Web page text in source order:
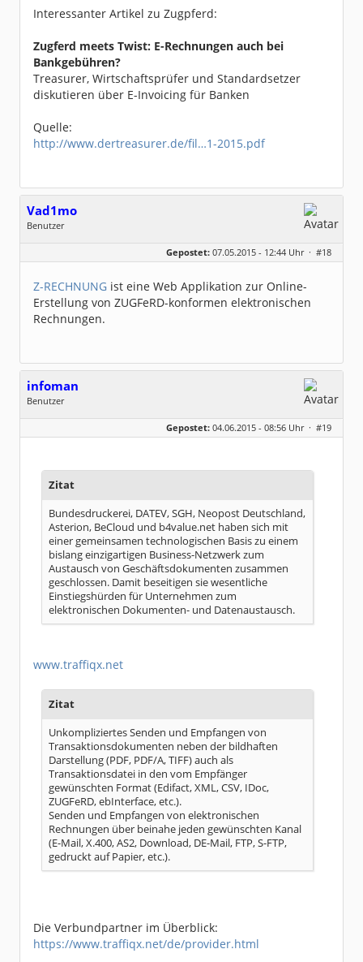
Interessanter Artikel zu Zugpferd:
Zugferd meets Twist: E-Rechnungen auch bei
Bankgebühren?
Treasurer, Wirtschaftsprüfer und Standardsetzer
diskutieren über E-Invoicing für Banken
Quelle:
http://www.dertreasurer.de/fil…1-2015.pdf
Vad1mo
Benutzer
Beiträge:
2
Gepostet: 07.05.2015 - 12:44 Uhr · #18
Z-RECHNUNG ist eine Web Applikation zur Online-
Erstellung von ZUGFeRD-konformen elektronischen
Rechnungen.
infoman
Benutzer
Geschlecht:
Dabei seit:
06 / 2008
Gepostet: 04.06.2015 - 08:56 Uhr · #19
Zitat
Bundesdruckerei, DATEV, SGH, Neopost Deutschland,
Asterion, BeCloud und b4value.net haben sich mit
einer gemeinsamen technologischen Basis zu einem
bislang einzigartigen Business-Netzwerk zum
Austausch von Geschäftsdokumenten zusammen
geschlossen. Damit beseitigen sie wesentliche
Einstiegshürden für Unternehmen zum
elektronischen Dokumenten- und Datenaustausch.
www.traffiqx.net
Zitat
Unkompliziertes Senden und Empfangen von
Transaktionsdokumenten neben der bildhaften
Darstellung (PDF, PDF/A, TIFF) auch als
Transaktionsdatei in den vom Empfänger
gewünschten Format (Edifact, XML, CSV, IDoc,
ZUGFeRD, ebInterface, etc.).
Senden und Empfangen von elektronischen
Rechnungen über beinahe jeden gewünschten Kanal
(E-Mail, X.400, AS2, Download, DE-Mail, FTP, S-FTP,
gedruckt auf Papier, etc.).
Die Verbundpartner im Überblick:
https://www.traffiqx.net/de/provider.html